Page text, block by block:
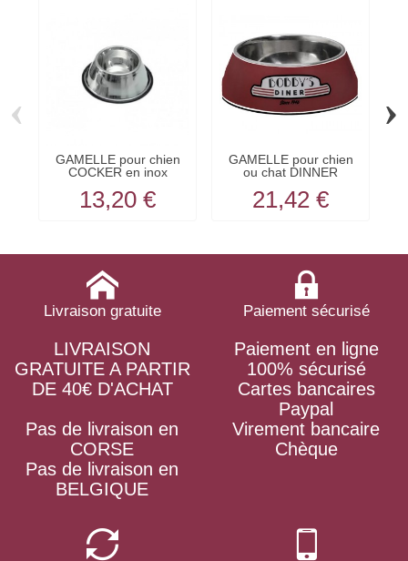
GAMELLE pour chien
COCKER en inox
13,20 €
GAMELLE pour chien
ou chat DINNER
21,42 €
‹ ›
Livraison gratuite
LIVRAISON
GRATUITE A PARTIR
DE 40€ D'ACHAT
Pas de livraison en
CORSE
Pas de livraison en
BELGIQUE
Paiement sécurisé
Paiement en ligne
100% sécurisé
Cartes bancaires
Paypal
Virement bancaire
Chèque